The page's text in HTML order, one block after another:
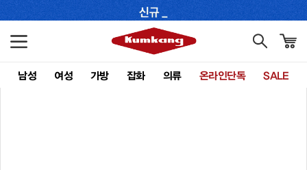
남성 여성 가방 잡화 의류 온라인단독 SALE